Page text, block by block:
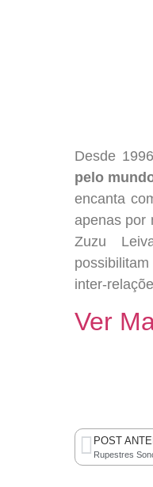
Desde
pelo
encanta
apenas por
Zuzu
possibilitam
inter-
Ver
POST
Rupestres